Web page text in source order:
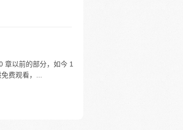
章以前的部分，如今 1
费观看，...